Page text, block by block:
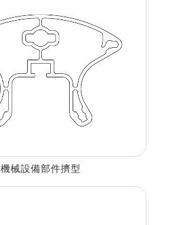
機械設備部件擠型